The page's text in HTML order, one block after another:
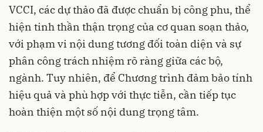
VCCI, các dự thảo đã được chuẩn bị công phu, thể
hiện tinh thần thận trọng của cơ quan soạn thảo,
với phạm vi nội dung tương đối toàn diện và sự
phân công trách nhiệm rõ ràng giữa các bộ,
ngành. Tuy nhiên, để Chương trình đảm bảo tính
hiệu quả và phù hợp với thực tiễn, cần tiếp tục
hoàn thiện một số nội dung trọng tâm.